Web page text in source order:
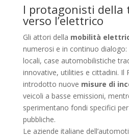
I protagonisti della
verso l’elettrico
Gli attori della mobilità
numerosi e in continuo
locali, case automobilistiche
innovative, utilities e cittadini. Il
introdotto nuove misure di
veicoli a basse emissioni,
sperimentano fondi specifici
pubbliche.
Le aziende italiane